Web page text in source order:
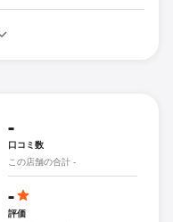
-
口コミ数
この店舗の合計 -
-
評価